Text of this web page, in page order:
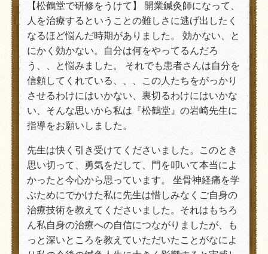
【松鶴堂で研修をうけて】 開業鍼灸師になって、
人を治療するということの難しさに逃げ出したく
なるほど悩んだ時期がありました。 効かない、と
にかく効かない。自分は何をやってるんだろ
う、、と悩みました。 それでも患者さんは自分を
信頼してくれている、、、この人たちをがっかり
させるわけにはいかない、裏切るわけにはいかな
い、そんな思いから私は『松鶴堂』の岩崎先生に
指導をお願いしました。
先生は快く引き受けてくださいました。このとき
思い切って、勇気をだして、門を叩いて本当によ
かったと今心から思っています。 坐骨神経痛を学
ぶためにでかけた私に先生は惜しみなくご自身の
治療技術を教えてくださいました。それはもちろ
ん私自身の治療への自信につながりましたが、も
っと深いところを教えていただいたことがなによ